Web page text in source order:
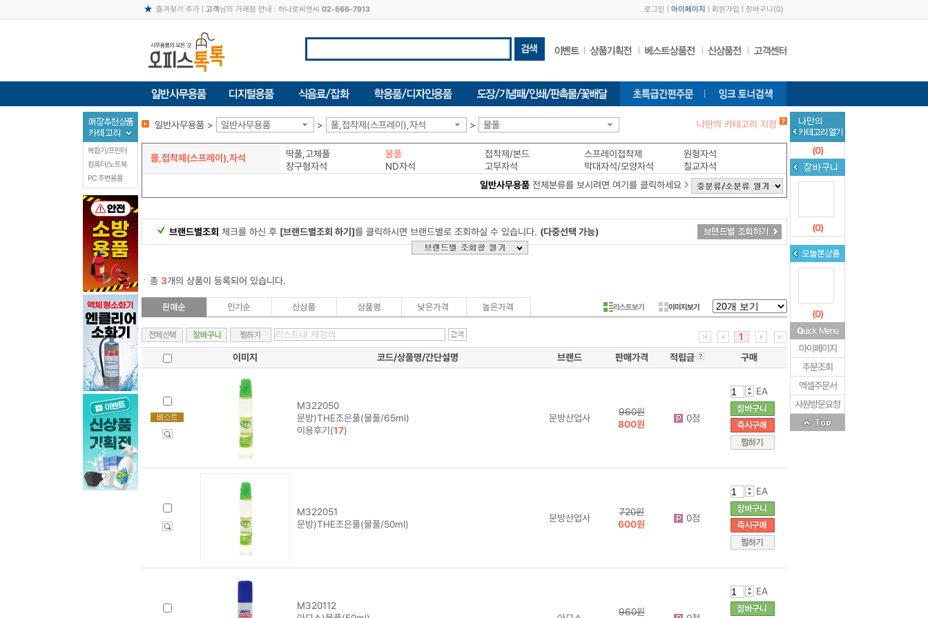
즐겨찾기 추가| 고객님의 거래점 안내 : 하나로씨엔씨 02-566-7913 로그인 마이페이지 회원가입 장바구니 (0)
일반사무용품 > 일반사무용품 > 풀,접착제(스프레이),자석 > 물풀 나만의 카테고리 지정
풀,접착제(스프레이),자석 딱풀,고체풀 물풀 접착제/본드 스프레이접착제
원형자석
장구형자석
ND자석 고무자석 막대자석/모양자석
칠교자석
일반사무용품전체분류를 보시려면 여기를 클릭하세요
브랜드별조회 체크를 하신 후 [브랜드별조회 하기]를 클릭하시면 브랜드별로 조회하실 수 있습니다. (다중선택 가능)
총 3개의 상품이 등록되어 있습니다.
리스트보기 이미지보기
1
이미지
코드/상품명/간단설명 브랜드 판매가격 적립금 구매
M322050
문방)THE조은풀(물풀/65ml)
이용후기(17)
문방산업사
960원
800원
0점
EA
M322051
문방)THE조은풀(물풀/50ml)
문방산업사
720원
600원
0점
EA
M320112
960원
EA
복합기/프린터
컴퓨터/노트북
PC 주변용품
(0)
(0)
(0)
마이페이지
주문조회
엑셀주문서
사원방문요청